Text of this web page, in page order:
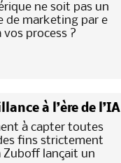
ne soit pas un
de marketing par e
process ?
à l’ère de l’IA
à capter toutes
fins strictement
Zuboff lançait un